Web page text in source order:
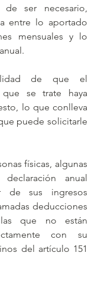
ser necesario,
entre lo aportado
mensuales y lo
de que el
se trate haya
lo que conlleva
puede solicitarle
físicas, algunas
anual
de sus ingresos
deducciones
que no están
con su
del artículo 151